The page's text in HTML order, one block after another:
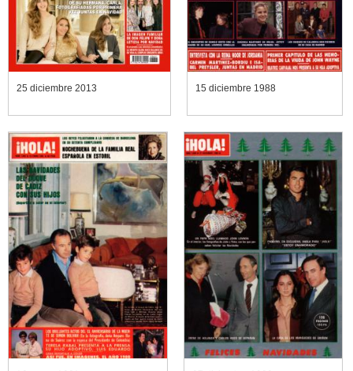
25 diciembre 2013 15 diciembre 1988